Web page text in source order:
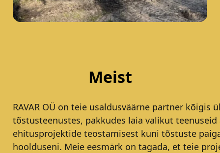
Meist
RAVAR OÜ on teie usaldusväärne partner kõigis
tõstusteenustes, pakkudes laia valikut teenuseid
ehitusprojektide teostamisest kuni tõstuste
hoolduseni. Meie eesmärk on tagada, et teie